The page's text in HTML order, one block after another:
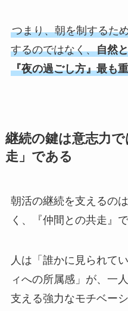
つまり、朝を制するた
するのではなく、自然
『夜の過ごし方』最も
継続の鍵は意志力
走」である
朝活の継続を支えるの
く、『仲間との共走』で
人は「誰かに見られて
ィへの所属感」が、一
支える強力なモチベー